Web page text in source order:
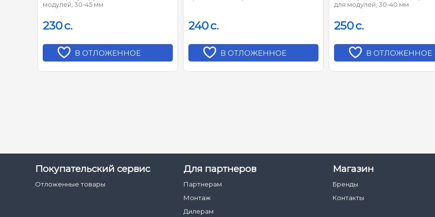
модулей, 30-45 мм
230c.
В ОТЛОЖЕННОЕ
240c.
В ОТЛОЖЕННОЕ
для модулей, 30-40 мм
250c.
В ОТЛОЖЕННОЕ
Покупательский сервис
Отложенные товары
Для партнеров
Партнерам
Монтаж
Дилерам
Магазин
Бренды
Контакты